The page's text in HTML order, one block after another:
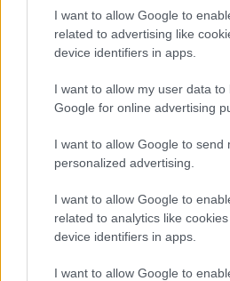
I want to allow Google to
related to advertising like
device identifiers in apps.
I want to allow my user data to
Google for online advertising
I want to allow Google to send
personalized advertising.
I want to allow Google to
related to analytics like
device identifiers in apps.
I want to allow Google to
NL Newz